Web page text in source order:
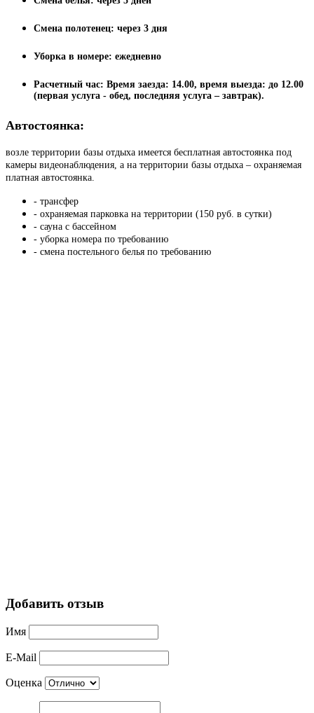
Смена полотенец: через 3 дня
Уборка в номере: ежедневно
Расчетный час: Время заезда: 14.00, время выезда: до 12.00
(первая услуга - обед, последняя услуга – завтрак).
Автостоянка:
возле территории базы отдыха имеется бесплатная автостоянка под
камеры видеонаблюдения, а на территории базы отдыха – охраняемая
платная автостоянка.
- трансфер
- охраняемая парковка на территории (150 руб. в сутки)
- сауна с бассейном
- уборка номера по требованию
- смена постельного белья по требованию
Добавить отзыв
Имя
E-Mail
Оценка